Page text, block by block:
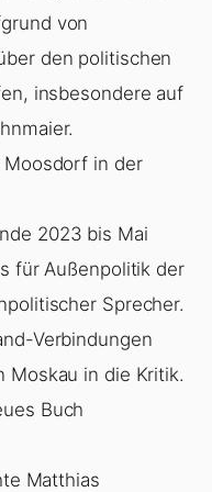
von
den politischen
insbesondere auf
Moosdorf in der
2023 bis Mai
für Außenpolitik der
Sprecher.
Verbindungen
Moskau in die Kritik.
Buch
Matthias